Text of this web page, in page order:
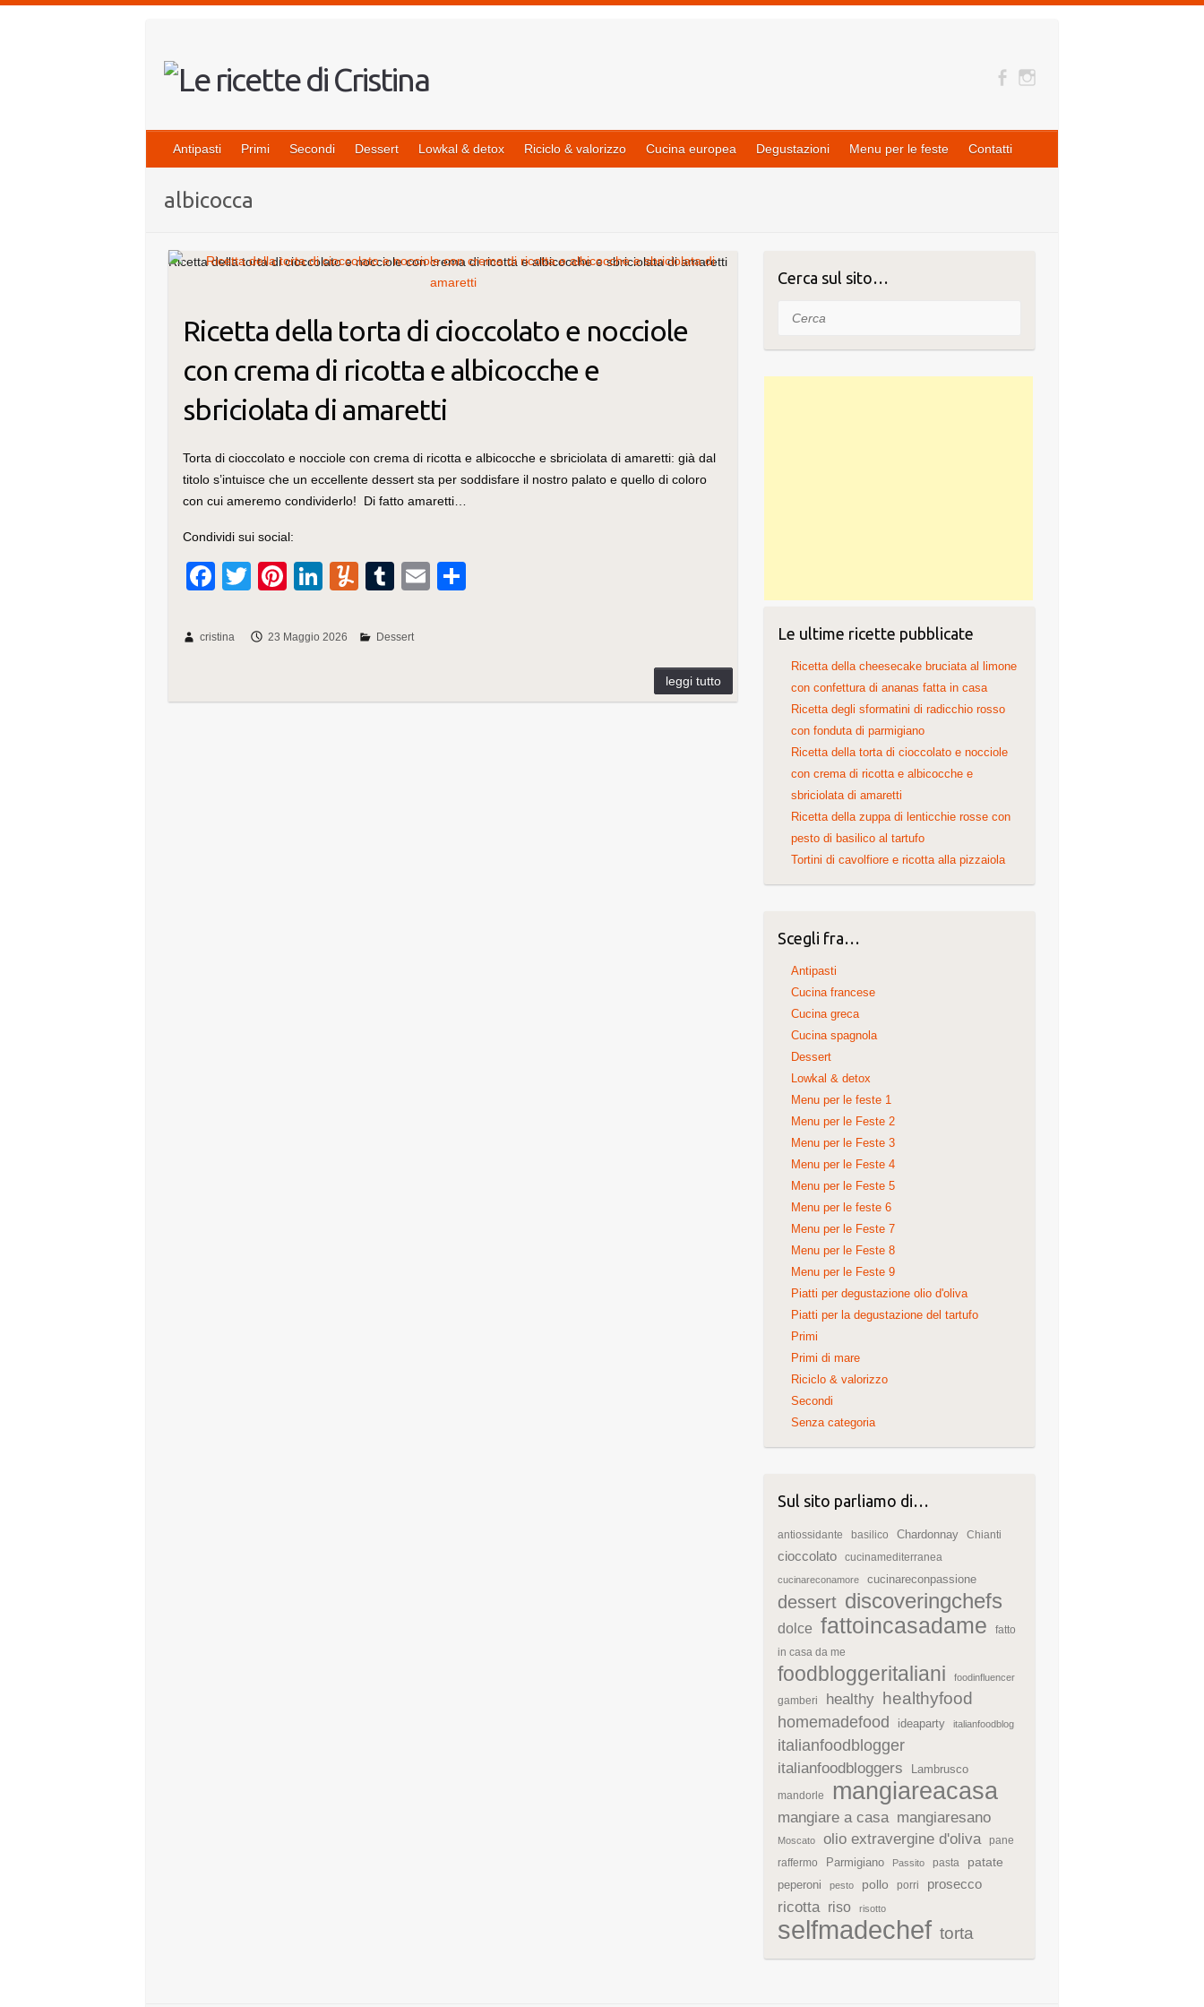
Antipasti Primi Secondi Dessert Lowkal & detox Riciclo & valorizzo Cucina europea Degustazioni Menu per le feste Contatti
albicocca
Ricetta della torta di cioccolato e nocciole con crema di ricotta e albicocche e sbriciolata di amaretti
Ricetta della torta di cioccolato e nocciole
con crema di ricotta e albicocche e
sbriciolata di amaretti
Torta di cioccolato e nocciole con crema di ricotta e albicocche e sbriciolata di amaretti: già dal
titolo s’intuisce che un eccellente dessert sta per soddisfare il nostro palato e quello di coloro
con cui ameremo condividerlo! Di fatto amaretti…
Condividi sui social:
F
c
T
tt
Pi
er
Li
k
Y
m
T
m
E
cristina 23 Maggio 2026 Dessert
Cerca sul sito…
Cerca
Le ultime ricette pubblicate
Ricetta della cheesecake bruciata al limone
con confettura di ananas fatta in casa
Ricetta degli sformatini di radicchio rosso
con fonduta di parmigiano
Ricetta della torta di cioccolato e nocciole
con crema di ricotta e albicocche e
sbriciolata di amaretti
Ricetta della zuppa di lenticchie rosse con
pesto di basilico al tartufo
Tortini di cavolfiore e ricotta alla pizzaiola
Scegli fra…
Antipasti
Cucina francese
Cucina greca
Cucina spagnola
Dessert
Lowkal & detox
Menu per le feste 1
Menu per le Feste 2
Menu per le Feste 3
Menu per le Feste 4
Menu per le Feste 5
Menu per le feste 6
Menu per le Feste 7
Menu per le Feste 8
Menu per le Feste 9
Piatti per degustazione olio d'oliva
Piatti per la degustazione del tartufo
Primi
Primi di mare
Riciclo & valorizzo
Secondi
Senza categoria
Sul sito parliamo di…
antiossidante basilico Chardonnay Chianti
cioccolato cucinamediterranea
cucinareconamore cucinareconpassione
dessert discoveringchefs
dolce fattoincasadame
fatto
in casa da me
foodbloggeritaliani foodinfluencer
gamberi healthy
healthyfood
homemadefood
ideaparty italianfoodblog
italianfoodblogger
italianfoodbloggers
Lambrusco
mandorle mangiareacasa
mangiare a casa mangiaresano
Moscato olio extravergine d'oliva
pane
raffermo
Parmigiano Passito pasta patate
peperoni pesto pollo porri prosecco
ricotta riso risotto
selfmadechef torta